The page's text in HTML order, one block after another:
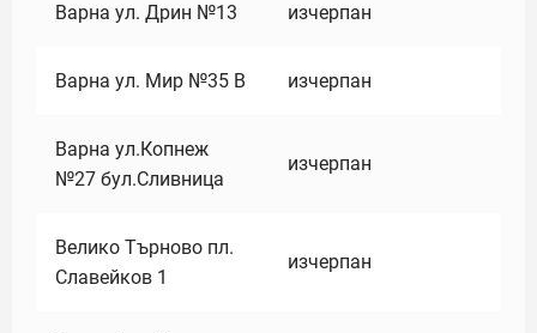
Варна ул. Дрин №13 изчерпан
Варна ул. Мир №35 В изчерпан
Варна ул.Копнеж
№27 бул.Сливница
изчерпан
Велико Търново пл.
Славейков 1
изчерпан